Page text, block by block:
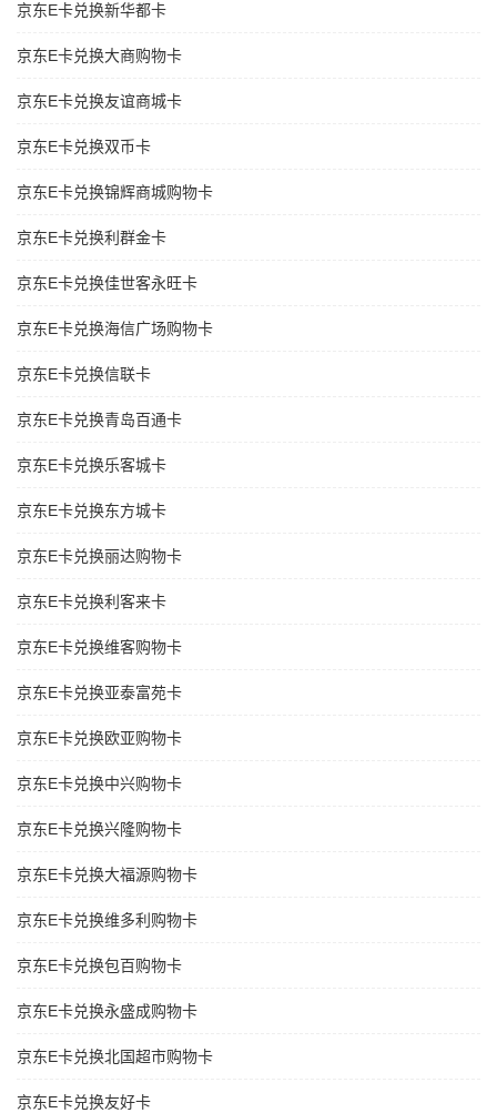
京东E卡兑换新华都卡
京东E卡兑换大商购物卡
京东E卡兑换友谊商城卡
京东E卡兑换双币卡
京东E卡兑换锦辉商城购物卡
京东E卡兑换利群金卡
京东E卡兑换佳世客永旺卡
京东E卡兑换海信广场购物卡
京东E卡兑换信联卡
京东E卡兑换青岛百通卡
京东E卡兑换乐客城卡
京东E卡兑换东方城卡
京东E卡兑换丽达购物卡
京东E卡兑换利客来卡
京东E卡兑换维客购物卡
京东E卡兑换亚泰富苑卡
京东E卡兑换欧亚购物卡
京东E卡兑换中兴购物卡
京东E卡兑换兴隆购物卡
京东E卡兑换大福源购物卡
京东E卡兑换维多利购物卡
京东E卡兑换包百购物卡
京东E卡兑换永盛成购物卡
京东E卡兑换北国超市购物卡
京东E卡兑换友好卡